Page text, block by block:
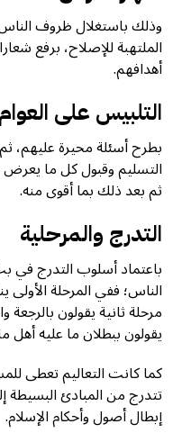
وذلك باستغلال ظروف
الملتهبة للإصلاح، برفع
أهدافهم.
التلبيس على العوام
بطرح أسئلة محيرة عليهم،
التسليم وقبول كل ما يعرض
ثم بعد ذلك بما أقوى منه.
التدرج والمرحلية
باعتماد أسلوب التدرج
الناس؛ ففي المرحلة الأولى
مرحلة ثانية يقولون
يقولون ببطلان ما عليه أهل
كما كانت التعاليم تعطى
تتدرج من المبادئ البسيطة
إبطال أصول وأحكام الإسلام.